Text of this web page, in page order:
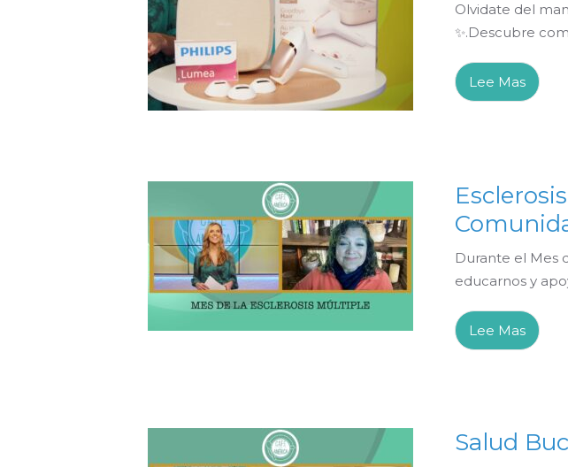
Olvidate del
✨.Descubre
Lee Mas
Durante el Mes
educarnos y
Lee Mas
Salud